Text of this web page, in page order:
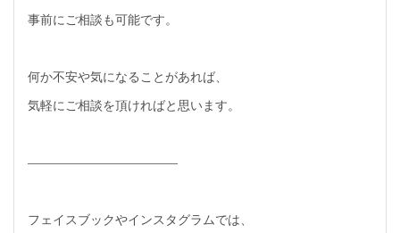
事前にご相談も可能です。
何か不安や気になることがあれば、
気軽にご相談を頂ければと思います。
————————————
フェイスブックやインスタグラムでは、